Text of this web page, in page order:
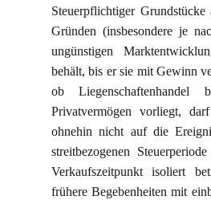
Steuerpflichtiger Grundstücke
Gründen (insbesondere je
ungünstigen
behält, bis er sie mit Gewinn
ob Liegenschaftenhandel
Privatvermögen vorliegt,
ohnehin nicht auf die
streitbezogenen
Verkaufszeitpunkt isoliert
frühere Begebenheiten mit